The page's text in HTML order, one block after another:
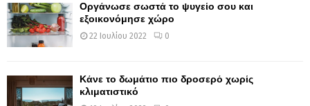
Οργάνωσε σωστά το ψυγείο σου και
εξοικονόμησε χώρο
22 Ιουλίου 2022 0
Κάνε το δωμάτιο πιο δροσερό χωρίς
κλιματιστικό